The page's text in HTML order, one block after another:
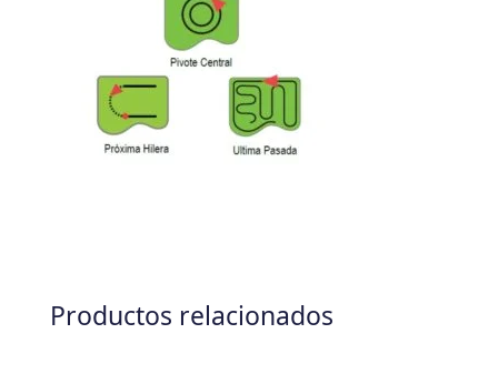
Productos relacionados